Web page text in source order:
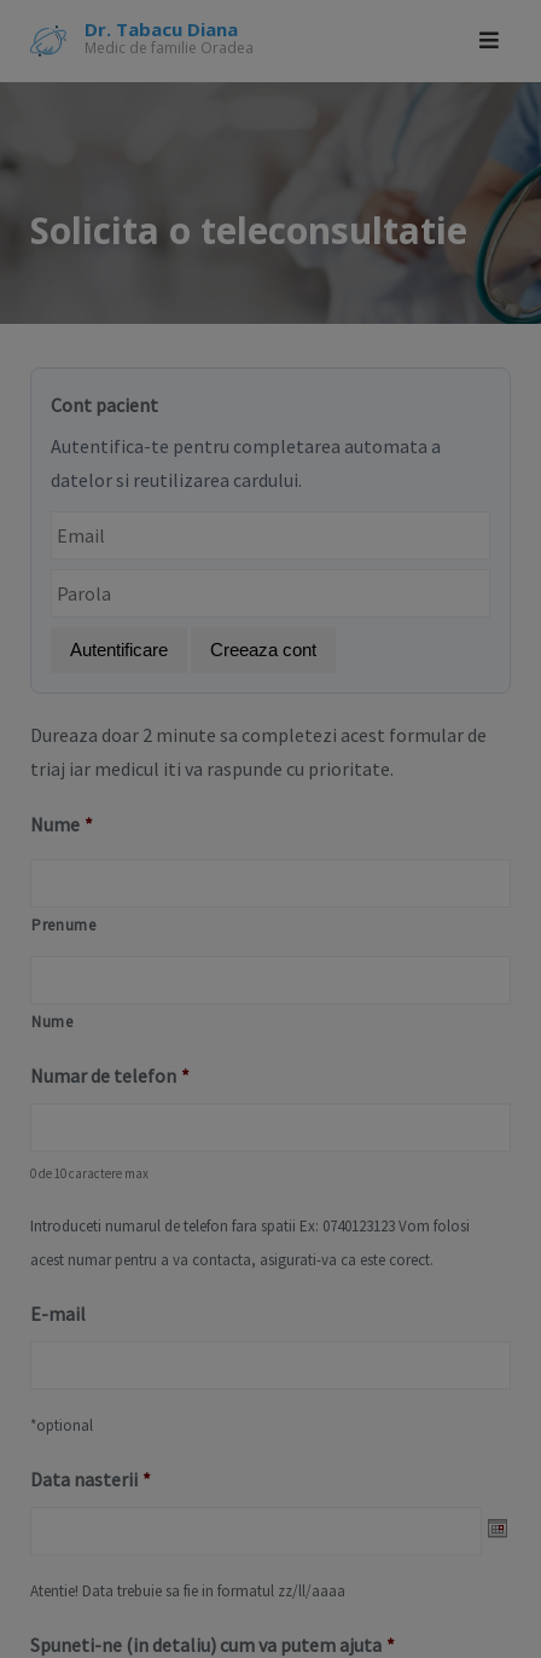
content
Dr. Tabacu Diana
Medic de familie Oradea
Solicita o teleconsultatie
Cont pacient
Autentifica-te pentru completarea automata a
datelor si reutilizarea cardului.
Autentificare Creeaza cont
Dureaza doar 2 minute sa completezi acest formular de
triaj iar medicul iti va raspunde cu prioritate.
Nume *
Prenume
Nume
Numar de telefon *
0 de 10 caractere max
Introduceti numarul de telefon fara spatii Ex: 0740123123 Vom folosi
acest numar pentru a va contacta, asigurati-va ca este corect.
E-mail
*optional
Data nasterii *
DD
Atentie! Data trebuie sa fie in formatul zz/ll/aaaa
Spuneti-ne (in detaliu) cum va putem ajuta *